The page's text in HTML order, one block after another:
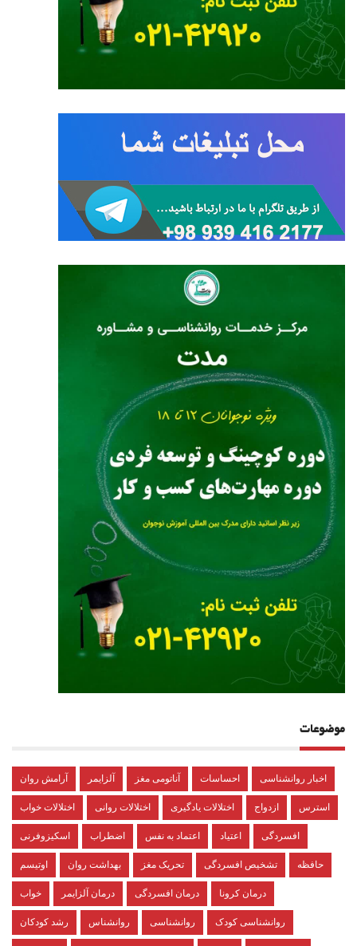
موضوعات
آرامش روان آلزایمر آناتومی مغز احساسات اخبار روانشناسی
اختلالات خواب اختلالات روانی اختلالات یادگیری ازدواج استرس
اسکیزوفرنی اضطراب اعتماد به نفس اعتیاد افسردگی
اوتیسم بهداشت روان تحریک مغز تشخیص افسردگی حافظه
خواب درمان آلزایمر درمان افسردگی درمان کرونا
رشد کودکان روانشناس روانشناسی روانشناسی کودک